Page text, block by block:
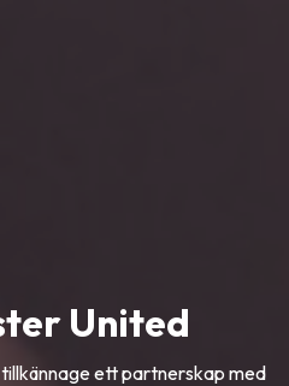
United
ett partnerskap med